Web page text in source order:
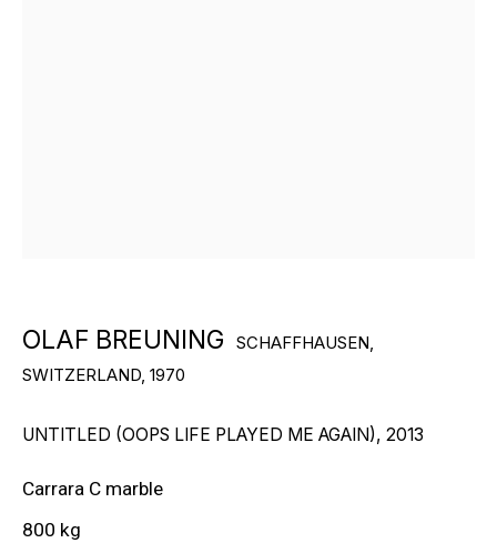
НОВОСТИ ГАЛЕРЕИ
OLAF BREUNING
SCHAFFHAUSEN,
SWITZERLAND, 1970
UNTITLED (OOPS LIFE PLAYED ME AGAIN), 2013
Carrara C marble
800 kg